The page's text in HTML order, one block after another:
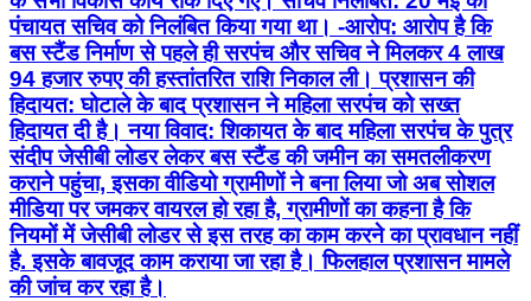
पंचायत सचिव को निलंबित किया गया था। -आरोप: आरोप है कि
बस स्टैंड निर्माण से पहले ही सरपंच और सचिव ने मिलकर 4 लाख
94 हजार रुपए की हस्तांतरित राशि निकाल ली। प्रशासन की
हिदायत: घोटाले के बाद प्रशासन ने महिला सरपंच को सख्त
हिदायत दी है। नया विवाद: शिकायत के बाद महिला सरपंच के पुत्र
संदीप जेसीबी लोडर लेकर बस स्टैंड की जमीन का समतलीकरण
कराने पहुंचा, इसका वीडियो ग्रामीणों ने बना लिया जो अब सोशल
मीडिया पर जमकर वायरल हो रहा है, ग्रामीणों का कहना है कि
नियमों में जेसीबी लोडर से इस तरह का काम करने का प्रावधान नहीं
है. इसके बावजूद काम कराया जा रहा है। फिलहाल प्रशासन मामले
की जांच कर रहा है।